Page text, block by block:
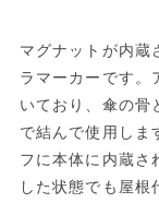
マグナットが内蔵
ラマーカーです。
いており、傘の骨
で結んで使用しま
フに本体に内蔵さ
した状態でも屋根